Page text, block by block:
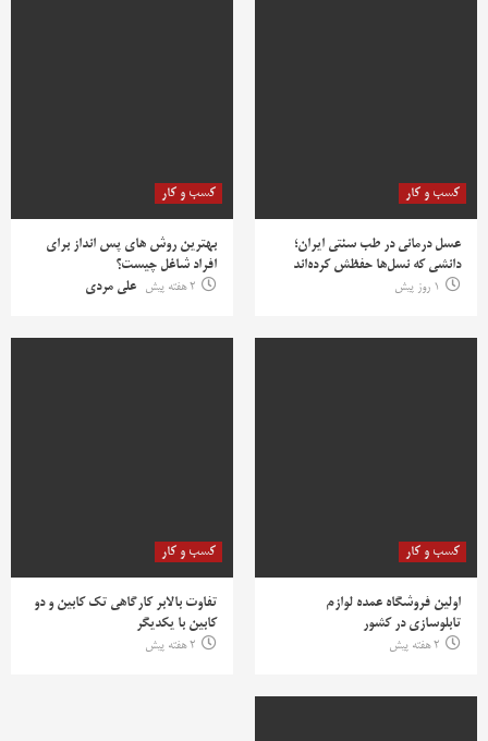
کسب و کار
عسل درمانی در طب سنتی ایران؛
دانشی که نسل‌ها حفظش کرده‌اند
1 روز پیش
کسب و کار
بهترین روش‌ های پس‌ انداز برای
افراد شاغل چیست؟
2 هفته پیش
علی مردی
کسب و کار
اولین فروشگاه عمده لوازم
تابلوسازی در کشور
2 هفته پیش
کسب و کار
تفاوت بالابر کارگاهی تک کابین و دو
کابین با یکدیگر
2 هفته پیش